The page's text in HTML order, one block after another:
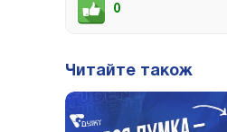
0
Читайте також